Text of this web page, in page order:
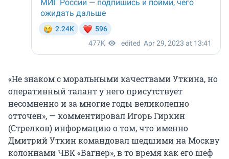
«Не знаком с моральными качествами Уткина, но
оперативный талант у него присутствует
несомненно и за многие годы великолепно
отточен», — комментировал Игорь Гиркин
(Стрелков) информацию о том, что именно
Дмитрий Уткин командовал шедшими на Москву
колоннами ЧВК «Вагнер», в то время как его шеф